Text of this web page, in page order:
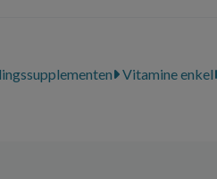
Vitamine enkel